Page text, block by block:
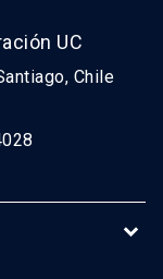
UC
Chile